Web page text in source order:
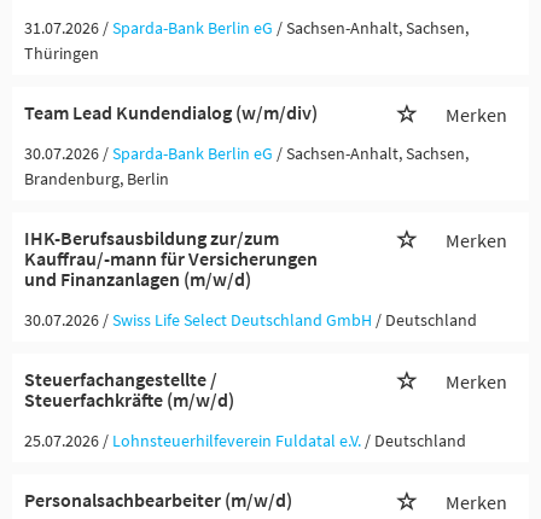
31.07.2026 /Sparda-Bank Berlin eG / Sachsen-Anhalt, Sachsen,
Thüringen
Team Lead Kundendialog (w/m/div) Merken
30.07.2026 /Sparda-Bank Berlin eG / Sachsen-Anhalt, Sachsen,
Brandenburg, Berlin
IHK-Berufsausbildung zur/zum
Kauffrau/-mann für Versicherungen
und Finanzanlagen (m/w/d)
Merken
30.07.2026 /Swiss Life Select Deutschland GmbH / Deutschland
Steuerfachangestellte /
Steuerfachkräfte (m/w/d)
Merken
25.07.2026 / Lohnsteuerhilfeverein Fuldatal e.V. / Deutschland
Personalsachbearbeiter (m/w/d) Merken